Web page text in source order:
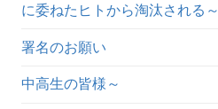
に委ねたヒトから淘汰される～
署名のお願い
中高生の皆様～